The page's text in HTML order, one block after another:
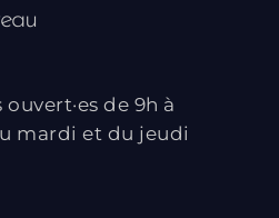
de 9h à
mardi et du jeudi